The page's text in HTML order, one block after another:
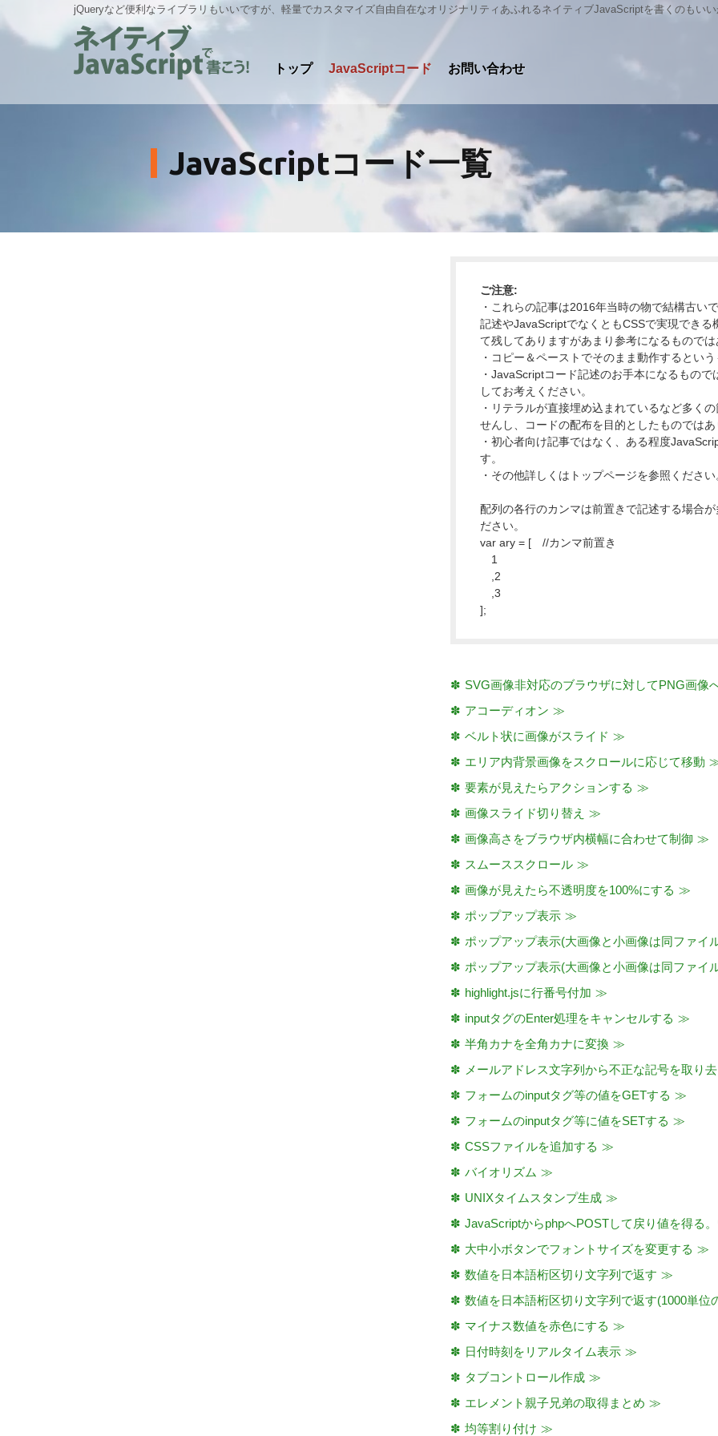
jQueryなど便利なライブラリもいいですが、軽量でカスタマイズ自由自在なオリジナリティあふれるネイティブJavaScriptを書くのもいい
トップ JavaScriptコード お問い合わせ
JavaScriptコード一覧
ご注意:
・これらの記事は2016年当時の物で結構古い
記述やJavaScriptでなくともCSSで実現できる
て残してありますがあまり参考になるものでは
・コピー＆ペーストでそのまま動作するという
・JavaScriptコード記述のお手本になるもの
してお考えください。
・リテラルが直接埋め込まれているなど多く
せんし、コードの配布を目的としたものではあ
・初心者向け記事ではなく、ある程度
す。
・その他詳しくはトップページを参照ください
配列の各行のカンマは前置きで記述する場合
ださい。
var ary = [ //カンマ前置き
1
,2
,3
];
SVG画像非対応のブラウザに対してPNG画像
アコーディオン
ベルト状に画像がスライド
エリア内背景画像をスクロールに応じて移動
要素が見えたらアクションする
画像スライド切り替え
画像高さをブラウザ内横幅に合わせて制御
スムーススクロール
画像が見えたら不透明度を100%にする
ポップアップ表示
ポップアップ表示(大画像と小画像は同ファイ
ポップアップ表示(大画像と小画像は同ファイ
highlight.jsに行番号付加
inputタグのEnter処理をキャンセルする
半角カナを全角カナに変換
メールアドレス文字列から不正な記号を取り
フォームのinputタグ等の値をGETする
フォームのinputタグ等に値をSETする
CSSファイルを追加する
バイオリズム
UNIXタイムスタンプ生成
JavaScriptからphpへPOSTして戻り値を得る
大中小ボタンでフォントサイズを変更する
数値を日本語桁区切り文字列で返す
数値を日本語桁区切り文字列で返す(1000単位
マイナス数値を赤色にする
日付時刻をリアルタイム表示
タブコントロール作成
エレメント親子兄弟の取得まとめ
均等割り付け